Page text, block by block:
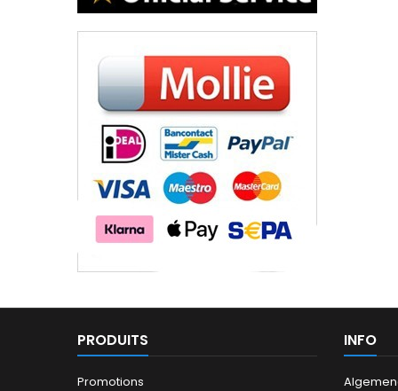
PRODUITS
Promotions
INFO